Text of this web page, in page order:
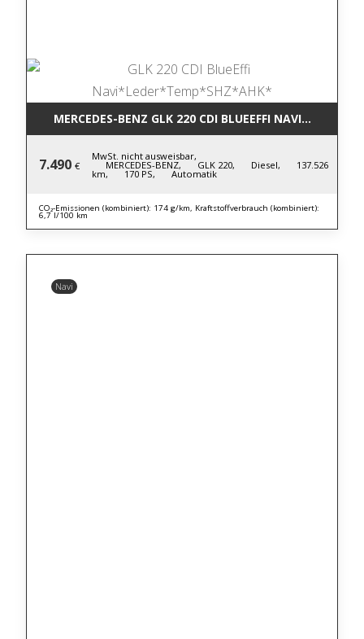
MERCEDES-BENZ GLK 220 CDI
7.490 €
MwSt. nicht ausweisbar,
MERCEDES-BENZ, GLK 220, Diesel, 137.526
km, 170 PS, Automatik
CO₂-Emissionen (kombiniert): 174 g/km, Kraftstoffverbrauch (kombiniert):
6,7 l/100 km
Navi